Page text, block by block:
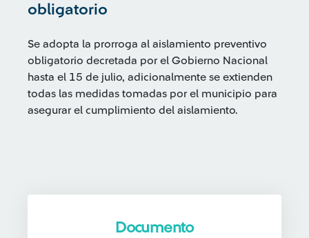
obligatorio
Se adopta la prorroga al aislamiento preventivo
obligatorio decretada por el Gobierno Nacional
hasta el 15 de julio, adicionalmente se extienden
todas las medidas tomadas por el municipio para
asegurar el cumplimiento del aislamiento.
Documento